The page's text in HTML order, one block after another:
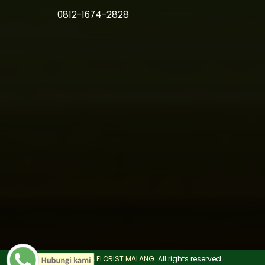
0812-1674-2828
©2026. CITRA FLORIST MALANG. All rights reserved